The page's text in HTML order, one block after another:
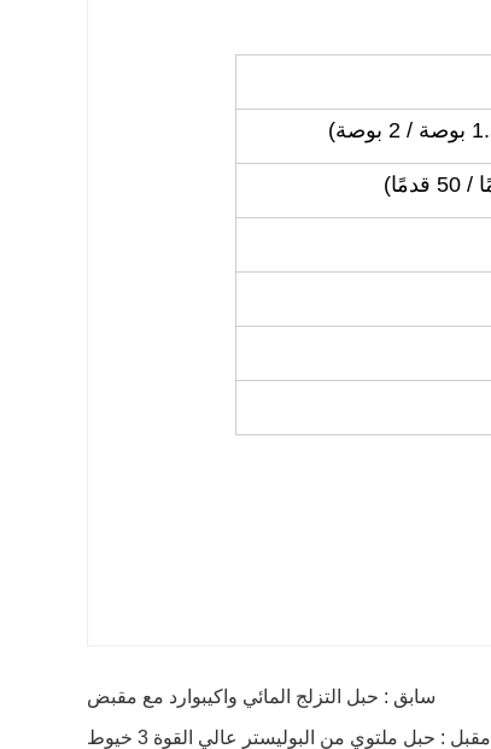
سابق : حبل التزلج المائي واكيبوارد مع مقبض
مقبل : حبل ملتوي من البوليستر عالي القوة 3 خيوط